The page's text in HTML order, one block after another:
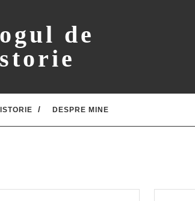
de
ISTORIE DESPRE MINE